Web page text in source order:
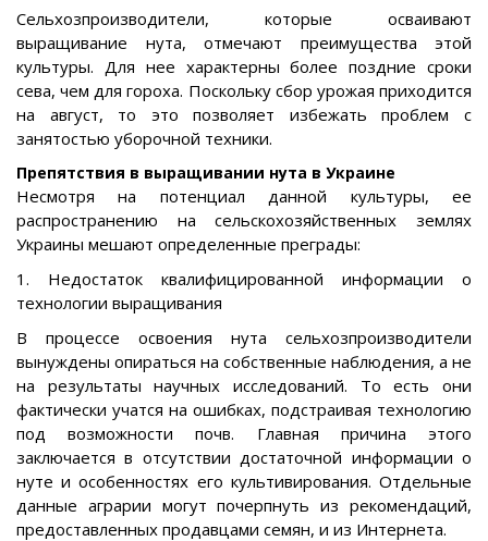
Сельхозпроизводители, которые осваивают
выращивание нута, отмечают преимущества этой
культуры. Для нее характерны более поздние сроки
сева, чем для гороха. Поскольку сбор урожая приходится
на август, то это позволяет избежать проблем с
занятостью уборочной техники.
Препятствия в выращивании нута в Украине
Несмотря на потенциал данной культуры, ее
распространению на сельскохозяйственных землях
Украины мешают определенные преграды:
1. Недостаток квалифицированной информации о
технологии выращивания
В процессе освоения нута сельхозпроизводители
вынуждены опираться на собственные наблюдения, а не
на результаты научных исследований. То есть они
фактически учатся на ошибках, подстраивая технологию
под возможности почв. Главная причина этого
заключается в отсутствии достаточной информации о
нуте и особенностях его культивирования. Отдельные
данные аграрии могут почерпнуть из рекомендаций,
предоставленных продавцами семян, и из Интернета.